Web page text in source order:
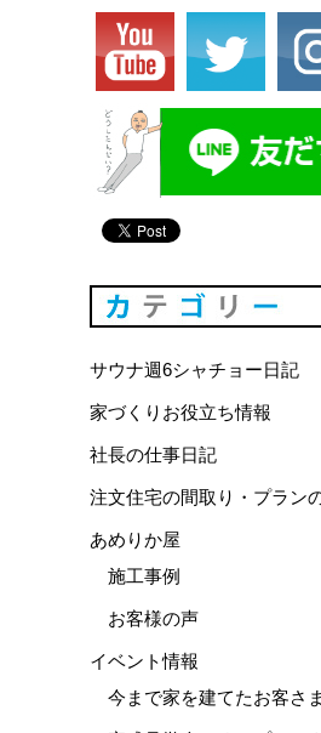
サウナ週6シャチョー日記
家づくりお役立ち情報
社長の仕事日記
注文住宅の間取り・プラン
あめりか屋
施工事例
お客様の声
イベント情報
今まで家を建てたお客さ